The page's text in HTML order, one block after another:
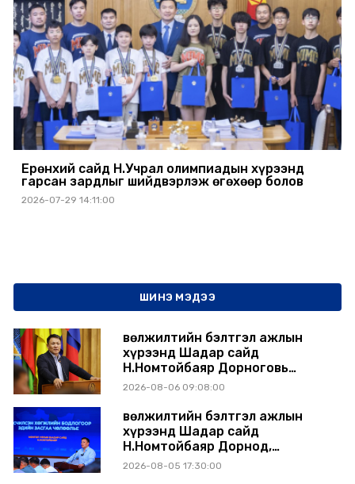
Ерөнхий сайд Н.Учрал олимпиадын хүрээнд
гарсан зардлыг шийдвэрлэж өгөхөөр болов
2026-07-29 14:11:00
ШИНЭ МЭДЭЭ
Өвөлжилтийн бэлтгэл ажлын
хүрээнд Шадар сайд
Н.Номтойбаяр Дорноговь
аймагт ажиллав
2026-08-06 09:08:00
Өвөлжилтийн бэлтгэл ажлын
хүрээнд Шадар сайд
Н.Номтойбаяр Дорнод,
Сүхбаатар аймагт ажиллав
2026-08-05 17:30:00